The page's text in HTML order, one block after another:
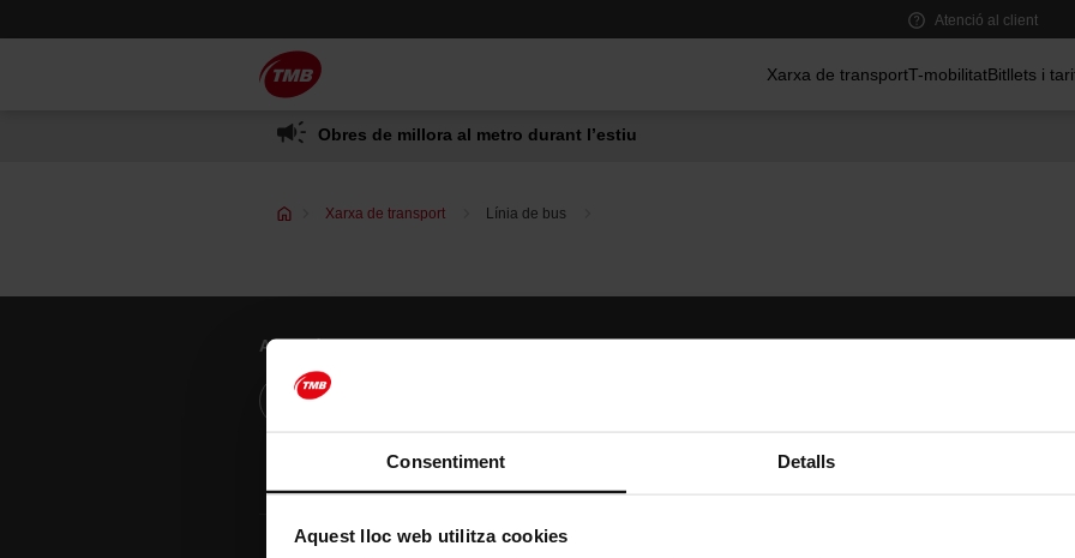
Consentiment Detalls
Aquest lloc web utilitza cookies
al
contingut
Atenció al client
Xarxa de transportT-mobilitatBitllets i
Obres de millora al metro durant l’estiu
Xarxa de transport Línia de bus
Atenció al client
Resol els teus dubtes
Segueix-nos
TMB